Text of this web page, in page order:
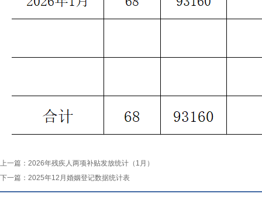
上一篇： 2026年残疾人两项补贴发放统计（1月）
下一篇： 2025年12月婚姻登记数据统计表